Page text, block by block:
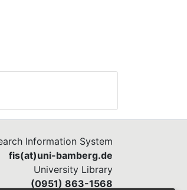
Information System
fis(at)uni-bamberg.de
University Library
(0951) 863-1568